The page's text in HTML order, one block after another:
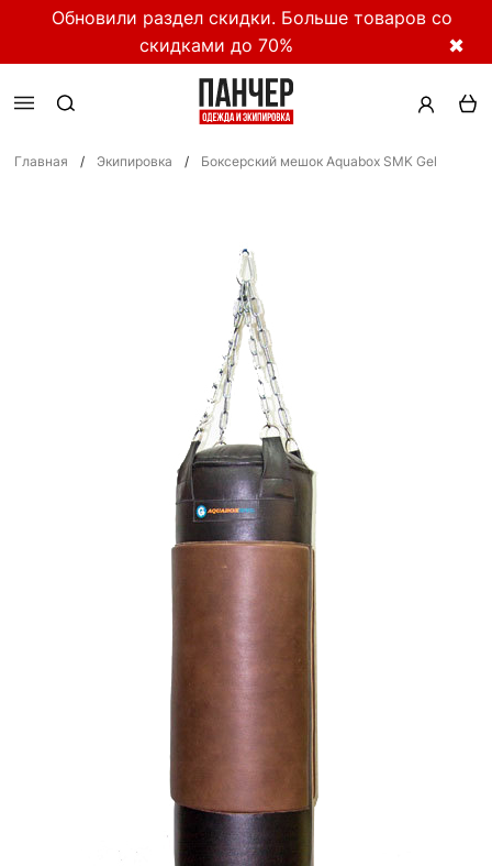
Обновили раздел скидки. Больше товаров со
скидками до 70%
✖
Главная / Экипировка / Боксерский мешок Aquabox SMK Gel